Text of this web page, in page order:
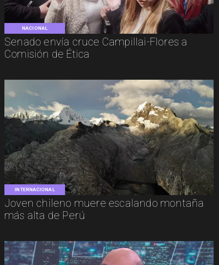
NACIONAL
Senado envía cruce Campillai-Flores a
Comisión de Ética
INTERNACIONAL
Joven chileno muere escalando montaña
más alta de Perú